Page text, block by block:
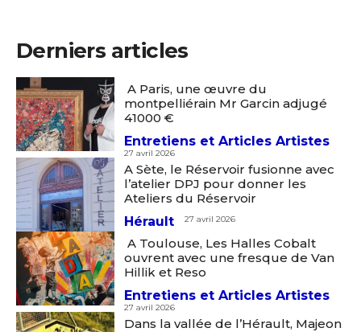
Derniers articles
A Paris, une œuvre du
montpelliérain Mr Garcin adjugé
41000 €
Entretiens et Articles Artistes
27 avril 2026
A Sète, le Réservoir fusionne avec
l’atelier DPJ pour donner les
Ateliers du Réservoir
Hérault
27 avril 2026
A Toulouse, Les Halles Cobalt
ouvrent avec une fresque de Van
Hillik et Reso
Entretiens et Articles Artistes
27 avril 2026
Dans la vallée de l’Hérault, Majeon